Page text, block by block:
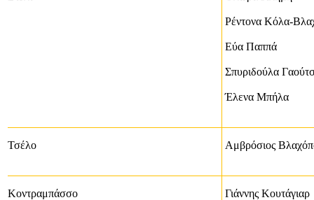
Ρέντονα Κόλα-
Εύα Παππά
Σπυριδούλα
Έλενα Μπήλα
Τσέλο Αμβρόσιος
Κοντραμπάσσο Γιάννης Κουτάγιαρ